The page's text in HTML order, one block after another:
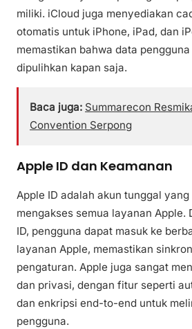
miliki. iCloud juga menyediakan
otomatis untuk iPhone, iPad, dan
memastikan bahwa data
dipulihkan kapan saja.
Baca juga: Summarecon
Convention Serpong
Apple ID dan Keamanan
Apple ID adalah akun tunggal
mengakses semua layanan Apple.
ID, pengguna dapat masuk ke
layanan Apple, memastikan
pengaturan. Apple juga sangat
dan privasi, dengan fitur seperti
dan enkripsi end-to-end untuk
pengguna.